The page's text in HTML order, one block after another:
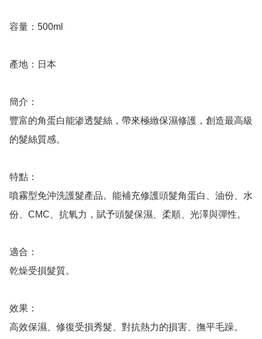
容量：500ml
產地：日本
簡介：
豐富的角蛋白能渗透髮絲，帶來極緻保濕修護，創造最高級
的髮絲質感。
特點：
噴霧型免沖洗護髮產品。能補充修護頭髮角蛋白、油份、水
份、CMC、抗氧力，賦予頭髮保濕、柔順、光澤與彈性。
適合：
乾燥受損髮質。
效果：
高效保濕、修復受損秀髮、對抗熱力的損害、撫平毛躁。